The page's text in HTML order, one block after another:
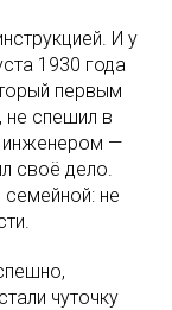
И у
1930 года
первым
не спешил в
инженером —
своё дело.
семейной: не
чуточку